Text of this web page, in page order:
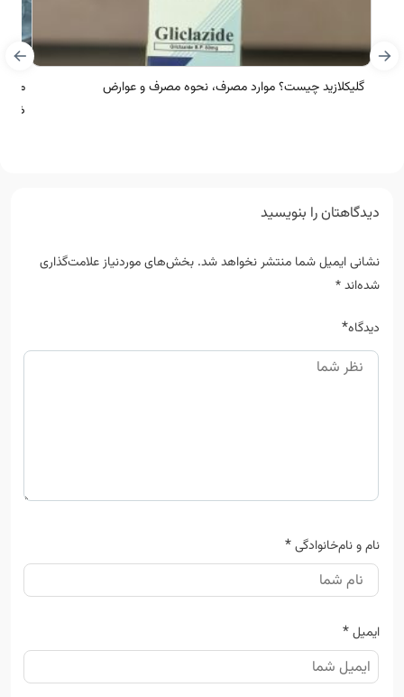
گلیکلازید چیست؟ موارد مصرف، نحوه مصرف و عوارض
دیدگاهتان را بنویسید
نشانی ایمیل شما منتشر نخواهد شد. بخش‌های موردنیاز علامت‌گذاری
شده‌اند*
دیدگاه*
نام و نام‌خانوادگی*
ایمیل*